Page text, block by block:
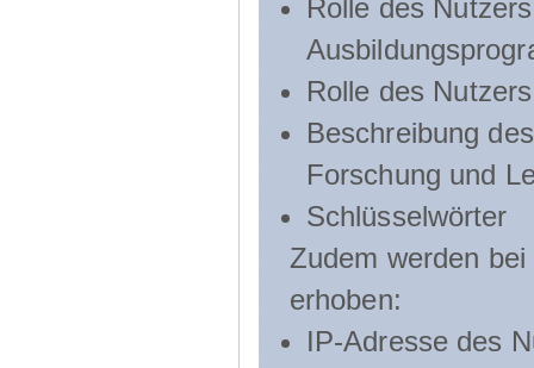
Rolle des
Rolle des
Beschreibung
Forschung und
Schlüsselwörter
Zudem werden
erhoben:
IP-Adresse des